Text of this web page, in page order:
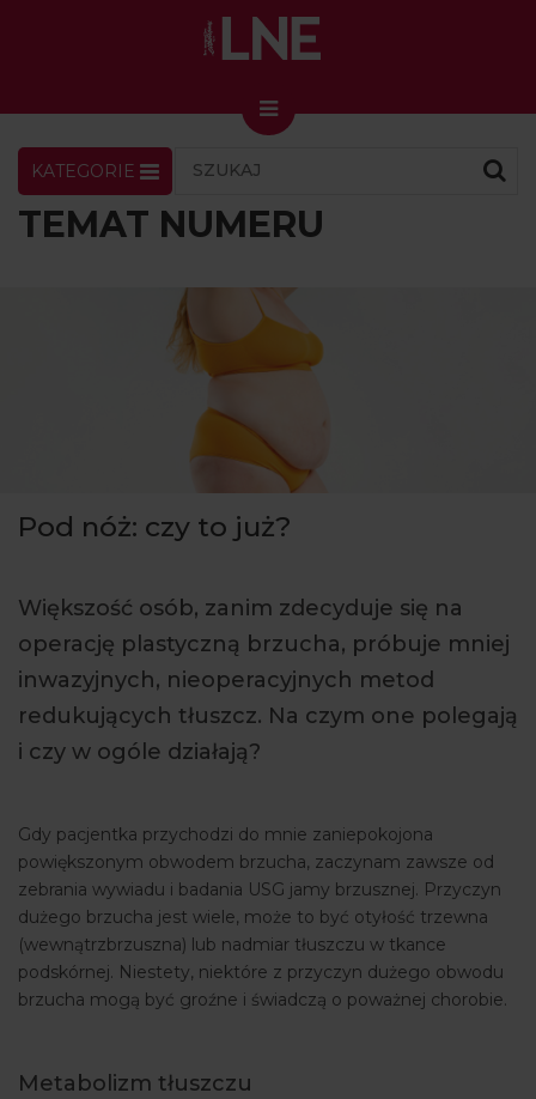
LNENEWS
Skin Master w Warszawie
49. edycja w Krakowie
VIDEO
PODCAST
MAGAZYN
O NAS
PRENUMERATA
WYDARZENIA
KATEGORIE
TEMAT NUMERU
Pod nóż: czy to już?
Większość osób, zanim zdecyduje się na
operację plastyczną brzucha, próbuje mniej
inwazyjnych, nieoperacyjnych metod
redukujących tłuszcz. Na czym one polegają
i czy w ogóle działają?
Gdy pacjentka przychodzi do mnie zaniepokojona
powiększonym obwodem brzucha, zaczynam zawsze od
zebrania wywiadu i badania USG jamy brzusznej. Przyczyn
dużego brzucha jest wiele, może to być otyłość trzewna
(wewnątrzbrzuszna) lub nadmiar tłuszczu w tkance
podskórnej. Niestety, niektóre z przyczyn dużego obwodu
brzucha mogą być groźne i świadczą o poważnej chorobie.
Metabolizm tłuszczu